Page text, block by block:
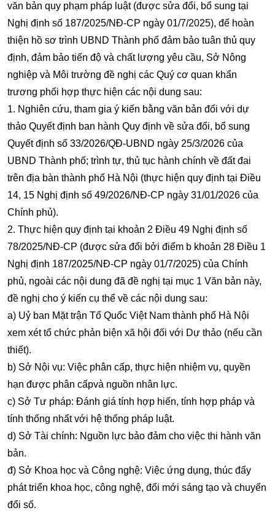
văn bản quy phạm pháp luật (được sửa đổi, bổ sung tại
Nghị định số 187/2025/NĐ-CP ngày 01/7/2025), để hoàn
thiện hồ sơ trình UBND Thành phố đảm bảo tuân thủ quy
định, đảm bảo tiến độ và chất lượng yêu cầu, Sở Nông
nghiệp và Môi trường đề nghị các Quý cơ quan khẩn
trương phối hợp thực hiện các nội dung sau:
1. Nghiên cứu, tham gia ý kiến bằng văn bản đối với dự
thảo Quyết định ban hành Quy định về sửa đổi, bổ sung
Quyết định số 33/2026/QĐ-UBND ngày 25/3/2026 của
UBND Thành phố; trình tự, thủ tục hành chính về đất đai
trên địa bàn thành phố Hà Nội (thực hiện quy định tại Điều
14, 15 Nghị định số 49/2026/NĐ-CP ngày 31/01/2026 của
Chính phủ).
2. Thực hiện quy định tại khoản 2 Điều 49 Nghị định số
78/2025/NĐ-CP (được sửa đổi bởi điểm b khoản 28 Điều 1
Nghị định 187/2025/NĐ-CP ngày 01/7/2025) của Chính
phủ, ngoài các nội dung đã đề nghị tại mục 1 Văn bản này,
đề nghị cho ý kiến cụ thể về các nội dung sau:
a) Uỷ ban Mặt trận Tổ Quốc Việt Nam thành phố Hà Nội
xem xét tổ chức phản biện xã hội đối với Dự thảo (nếu cần
thiết).
b) Sở Nội vụ: Việc phân cấp, thực hiện nhiệm vụ, quyền
hạn được phân cấpvà nguồn nhân lực.
c) Sở Tư pháp: Đánh giá tính hợp hiến, tính hợp pháp và
tính thống nhất với hệ thống pháp luật.
d) Sở Tài chính: Nguồn lực bảo đảm cho việc thi hành văn
bản.
đ) Sở Khoa học và Công nghệ: Việc ứng dụng, thúc đẩy
phát triển khoa học, công nghệ, đổi mới sáng tạo và chuyển
đổi số.